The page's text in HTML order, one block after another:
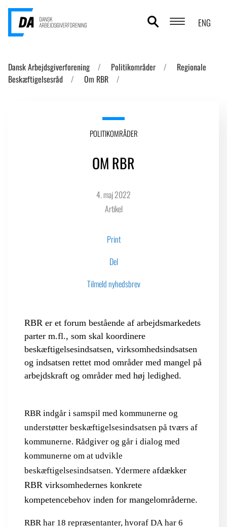
ENG
LOGIN FOR MEDLEMSORGANISATIONER
Dansk Arbejdsgiverforening Politikområder
Regionale
Beskæftigelsesråd
Om RBR
POLITIKOMRÅDER
OM RBR
4. maj 2022
Artikel
Print
Del
Tilmeld nyhedsbrev
RBR er et forum bestående af arbejdsmarkedets
parter m.fl., som skal koordinere
beskæftigelsesindsatsen, virksomhedsindsatsen
og indsatsen rettet mod områder med mangel på
arbejdskraft og områder med høj ledighed.
RBR indgår i samspil med kommunerne og
understøtter beskæftigelsesindsatsen på tværs af
kommunerne. Rådgiver og går i dialog med
kommunerne om at udvikle
beskæftigelsesindsatsen. Ydermere afdækker
RBR virksomhedernes konkrete
kompetencebehov inden for mangelområderne.
RBR har 18 repræsentanter, hvoraf DA har 6